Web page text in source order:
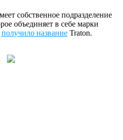
собственное подразделение
объединяет в себе марки
получило название Traton.